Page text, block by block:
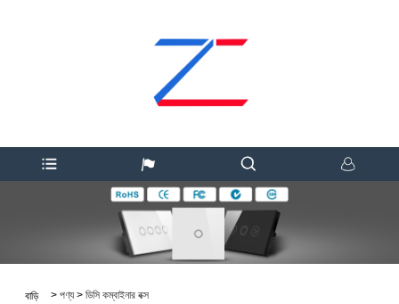
বাড়ি > পণ্য> ডিসি কম্বাইনার বক্স